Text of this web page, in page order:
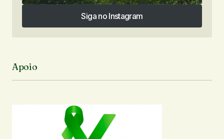
Siga no Instagram
Siga no Instagram
Apoio